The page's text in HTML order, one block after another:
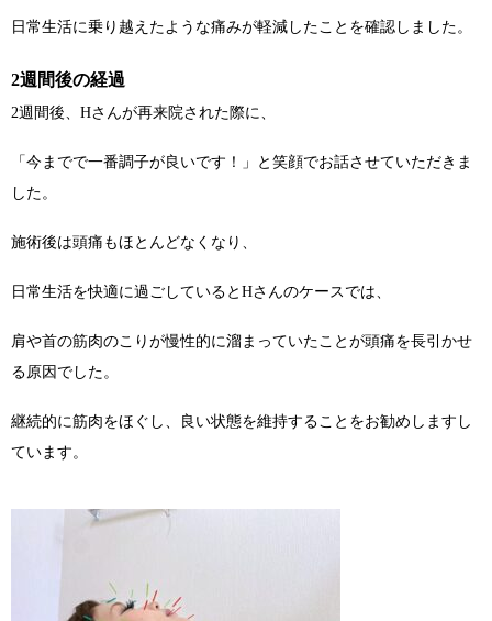
日常生活に乗り越えたような痛みが軽減したことを確認しました。
2週間後の経過
2週間後、Hさんが再来院された際に、
「今までで一番調子が良いです！」と笑顔でお話させていただきま
した。
施術後は頭痛もほとんどなくなり、
日常生活を快適に過ごしているとHさんのケースでは、
肩や首の筋肉のこりが慢性的に溜まっていたことが頭痛を長引かせ
る原因でした。
継続的に筋肉をほぐし、良い状態を維持することをお勧めしますし
ています。